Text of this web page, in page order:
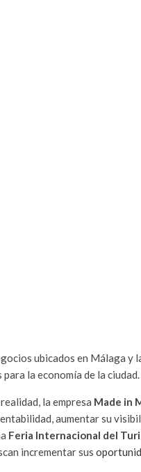
ubicados en Málaga y
la economía de la ciudad.
la empresa Made in
aumentar su
Feria Internacional del
incrementar sus